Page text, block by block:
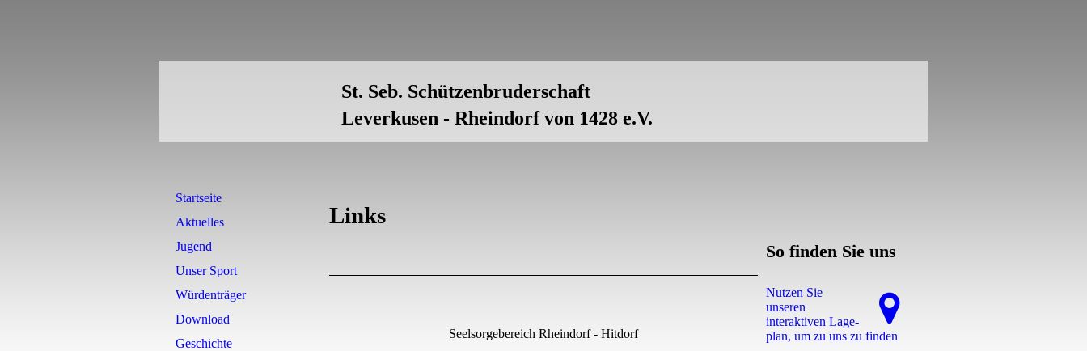
St. Seb. Schützenbruderschaft
Leverkusen - Rheindorf von 1428 e.V.
Startseite
Aktuelles
Jugend
Unser Sport
Würdenträger
Download
Geschichte
Links
Seelsorgebereich Rheindorf - Hitdorf
So finden Sie uns
Nutzen Sie
unseren
interaktiven La­ge­
plan, um zu uns zu finden